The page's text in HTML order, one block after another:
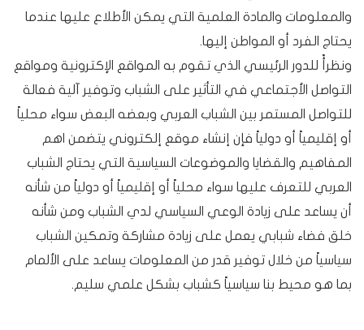
والمعلومات والمادة العلمية التي يمكن الأطلاع عليها عندما
يحتاج الفرد أو المواطن إليها.
ونظرأً للدور الرئيسي الذي تقوم به المواقع الإكترونية ومواقع
التواصل الأجتماعي في التأثير على الشباب وتوفير آلية فعالة
للتواصل المستمر بين الشباب العربي وبعضه البعض سواء محلياً
أو إقليمياً أو دولياً فإن إنشاء موقع إلكتروني يتضمن اهم
المفاهيم والقضايا والموضوعات السياسية التي يحتاج الشباب
العربي للتعرف عليها سواء محلياً أو إقليمياً أو دولياً من شأنه
أن يساعد على زيادة الوعي السياسي لدي الشباب ومن شأنه
خلق فضاء شبابي يعمل على زيادة مشاركة وتمكين الشباب
سياسياً من خلال توفير قدر من المعلومات يساعد على الألمام
بما هو محيط بنا سياسياً كشباب بشكل علمي سليم.